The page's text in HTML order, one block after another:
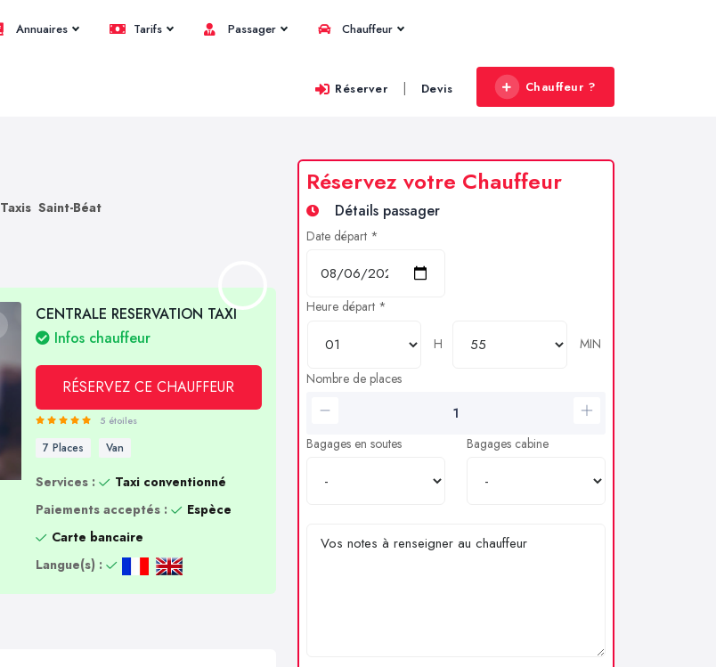
Annuaires Tarifs Passager Chauffeur
Réserver | Devis Chauffeur ?
Taxis Saint-Béat
CENTRALE RESERVATION TAXI
Infos chauffeur
RÉSERVEZ CE CHAUFFEUR
5 étoiles
7 Places Van
Services :
Taxi conventionné
Paiements acceptés :
Espèce
Carte bancaire
Langue(s) :
Réservez votre Chauffeur
Détails passager
Date départ *
Heure départ *
H
MIN
Nombre de places
Bagages en soutes Bagages cabine